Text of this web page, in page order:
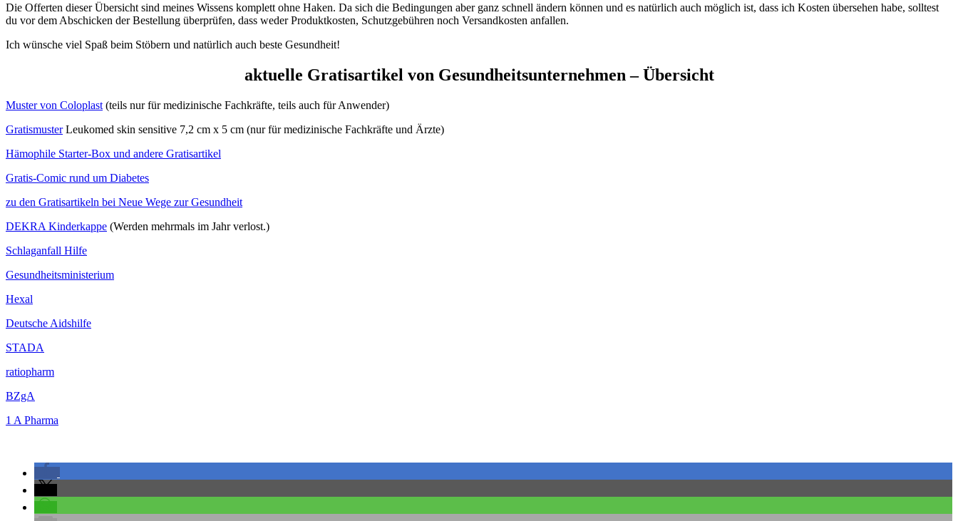
Die Offerten dieser Übersicht sind meines Wissens komplett ohne Haken. Da sich die Bedingungen aber ganz schnell ändern können und es natürlich auch möglich ist, dass ich Kosten übersehen habe, solltest
du vor dem Abschicken der Bestellung überprüfen, dass weder Produktkosten, Schutzgebühren noch Versandkosten anfallen.
Ich wünsche viel Spaß beim Stöbern und natürlich auch beste Gesundheit!
aktuelle Gratisartikel von Gesundheitsunternehmen – Übersicht
Muster von Coloplast (teils nur für medizinische Fachkräfte, teils auch für Anwender)
GratismusterLeukomed skin sensitive 7,2 cm x 5 cm (nur für medizinische Fachkräfte und Ärzte)
Hämophile Starter-Box und andere Gratisartikel
Gratis-Comic rund um Diabetes
zu den Gratisartikeln bei Neue Wege zur Gesundheit
DEKRA Kinderkappe (Werden mehrmals im Jahr verlost.)
Schlaganfall Hilfe
Gesundheitsministerium
Hexal
Deutsche Aidshilfe
STADA
ratiopharm
BZgA
1 A Pharma